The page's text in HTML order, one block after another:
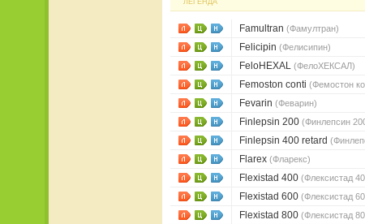
ЛЕГЕНДА
Famultran (Фамултран)
Felicipin (Фелисипин)
FeloHEXAL (ФелоХЕКСАЛ)
Femoston conti (Фемостон
Fevarin (Феварин)
Finlepsin 200 (Финлепсин
Finlepsin 400 retard
Flarex (Фларекс)
Flexistad 400 (Флексистад
Flexistad 600 (Флексистад
Flexistad 800 (Флексистад